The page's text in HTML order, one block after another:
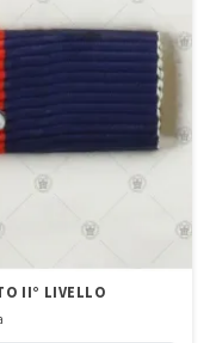
II° LIVELLO